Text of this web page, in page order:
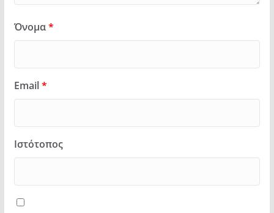
Όνομα*
Email*
Ιστότοπος